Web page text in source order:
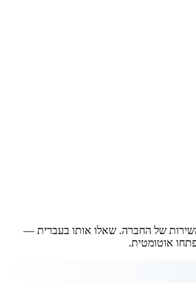
של החברה. שאלו אותו בעברית —
אוטומטית.